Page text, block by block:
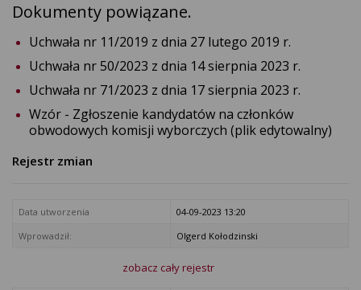
Dokumenty powiązane.
Uchwała nr 11/2019 z dnia 27 lutego 2019 r.
Uchwała nr 50/2023 z dnia 14 sierpnia 2023 r.
Uchwała nr 71/2023 z dnia 17 sierpnia 2023 r.
Wzór - Zgłoszenie kandydatów na członków
obwodowych komisji wyborczych (plik edytowalny)
Rejestr zmian
Data utworzenia
04-09-2023 13:20
Wprowadził:
Olgerd Kołodzinski
zobacz cały rejestr